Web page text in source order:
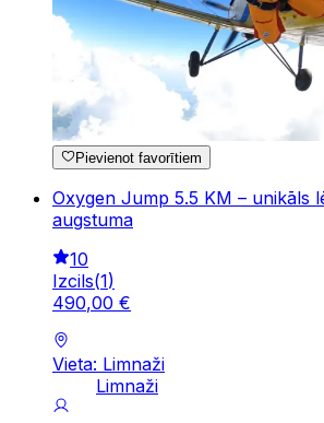
Pievienot favorītiem
Oxygen Jump 5.5 KM – unikāls
augstuma
10
Izcils(1)
490,00 €
Vieta: Limnaži
Limnaži